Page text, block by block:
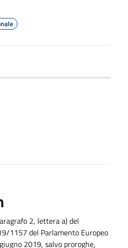
2, lettera a) del
1157 del Parlamento Europeo
2019, salvo proroghe,